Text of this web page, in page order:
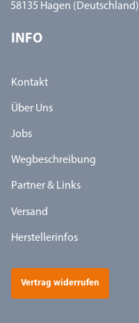
58135 Hagen (Deutschland)
INFO
Kontakt
Über Uns
Jobs
Wegbeschreibung
Partner & Links
Versand
Herstellerinfos
Vertrag widerrufen